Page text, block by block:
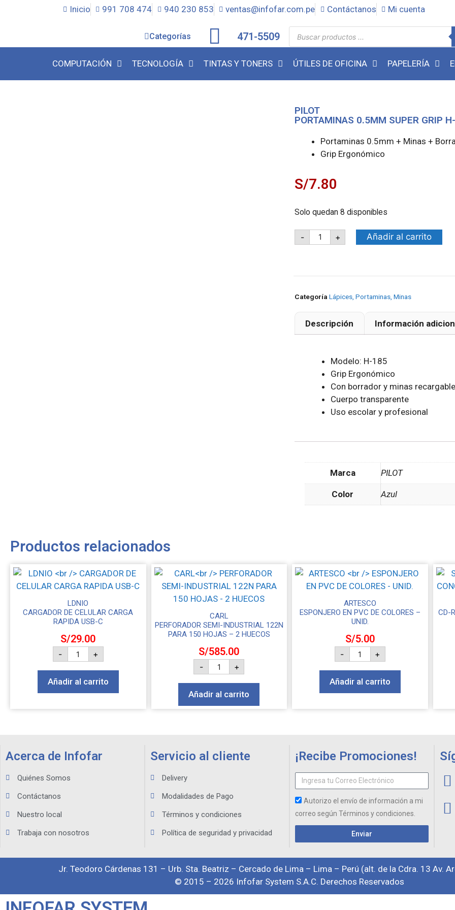
Inicio 991 708 474 940 230 853 ventas@infofar.com.pe Contáctanos Mi cuenta
Categorías 471-5509
COMPUTACIÓN TECNOLOGÍA TINTAS Y TONERS ÚTILES DE OFICINA PAPELERÍA
PILOT
PORTAMINAS 0.5MM SUPER GRIP
Portaminas 0.5mm + Minas +
Grip Ergonómico
S/7.80
Solo quedan 8 disponibles
- + Añadir al carrito
Categoría Lápices, Portaminas, Minas
Descripción Información
Modelo: H-185
Grip Ergonómico
Con borrador y minas
Cuerpo transparente
Uso escolar y profesional
Marca PILOT
Color Azul
Productos relacionados
LDNIO
CARGADOR DE CELULAR CARGA
RAPIDA USB-C
S/29.00
- +
Añadir al carrito
CARL
PERFORADOR SEMI-INDUSTRIAL 122N
PARA 150 HOJAS – 2 HUECOS
S/585.00
- +
Añadir al carrito
ARTESCO
ESPONJERO EN PVC DE COLORES –
UNID.
S/5.00
- +
Añadir al carrito
CD-
Acerca de Infofar
Quiénes Somos
Contáctanos
Nuestro local
Trabaja con nosotros
Servicio al cliente
Delivery
Modalidades de Pago
Términos y condiciones
Política de seguridad y privacidad
¡Recibe Promociones!
Autorizo el envío de información a mi
correo según Términos y condiciones.
Enviar
Jr. Teodoro Cárdenas 131 – Urb. Sta. Beatriz – Cercado de Lima – Lima – Perú (alt. de la Cdra. 13 Av.
© 2015 – 2026 Infofar System S.A.C. Derechos Reservados